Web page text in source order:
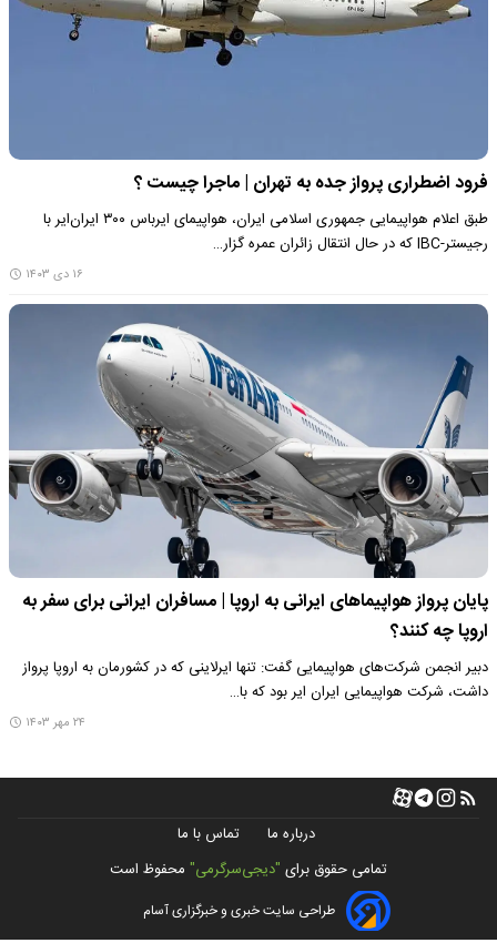
فرود اضطراری پرواز جده به تهران | ماجرا چیست ؟
طبق اعلام هواپیمایی جمهوری اسلامی ایران، هواپیمای ایرباس ۳۰۰ ایران‌ایر با
رجیستر-IBC که در حال انتقال زائران عمره گزار…
۱۶ دی ۱۴۰۳
پایان پرواز هواپیما‌های ایرانی به اروپا | مسافران ایرانی برای سفر به
اروپا چه کنند؟
دبیر انجمن شرکت‌های هواپیمایی گفت: تنها ایرلاینی که در کشورمان به اروپا پرواز
داشت، شرکت هواپیمایی ایران ایر بود که با…
۲۴ مهر ۱۴۰۳
درباره ما
تماس با ما
تمامی حقوق برای "دیجی‌سرگرمی" محفوظ است
طراحی سایت خبری و خبرگزاری آسام